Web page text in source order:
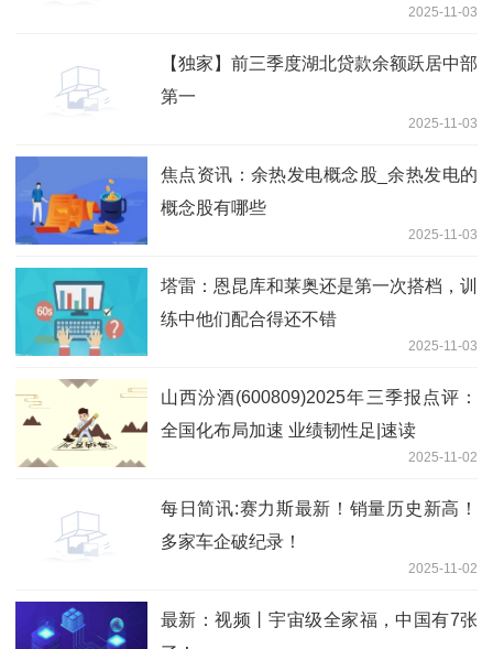
2025-11-03
【独家】前三季度湖北贷款余额跃居中部
第一
2025-11-03
焦点资讯：余热发电概念股_余热发电的
概念股有哪些
2025-11-03
塔雷：恩昆库和莱奥还是第一次搭档，训
练中他们配合得还不错
2025-11-03
山西汾酒(600809)2025年三季报点评：
全国化布局加速 业绩韧性足|速读
2025-11-02
每日简讯:赛力斯最新！销量历史新高！
多家车企破纪录！
2025-11-02
最新：视频丨宇宙级全家福，中国有7张